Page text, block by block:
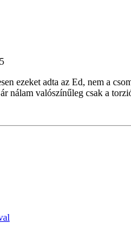
ezeket adta az Ed, nem a
nálam valószínűleg csak a